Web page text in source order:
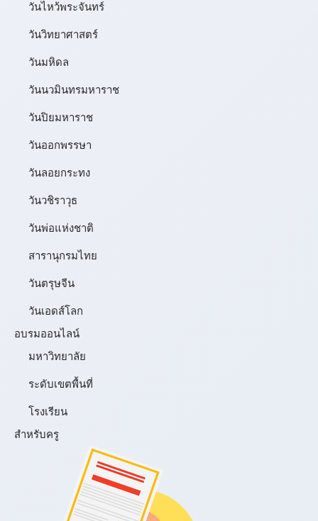
วันไหว้พระจันทร์​
วันวิทยาศาสตร์
วันมหิดล
วันนวมินทรมหาราช
วันปิยมหาราช
วันออกพรรษา
วันลอยกระทง
วันวชิราวุธ
วันพ่อแห่งชาติ
สารานุกรมไทย
วันตรุษจีน
วันเอดส์โลก
อบรมออนไลน์
มหาวิทยาลัย
ระดับเขตพื้นที่
โรงเรียน
สำหรับครู